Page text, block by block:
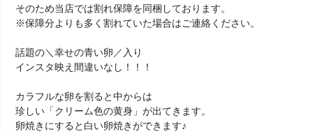
そのため当店では割れ保障を同梱しております。
※保障分よりも多く割れていた場合はご連絡ください。
話題の＼幸せの青い卵／入り
インスタ映え間違いなし！！！
カラフルな卵を割ると中からは
珍しい「クリーム色の黄身」が出てきます。
卵焼きにすると白い卵焼きができます♪